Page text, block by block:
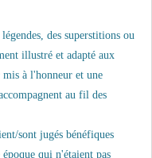
des superstitions ou
illustré et adapté aux
mis à l'honneur et une
au fil des
sont jugés bénéfiques
qui n'étaient pas